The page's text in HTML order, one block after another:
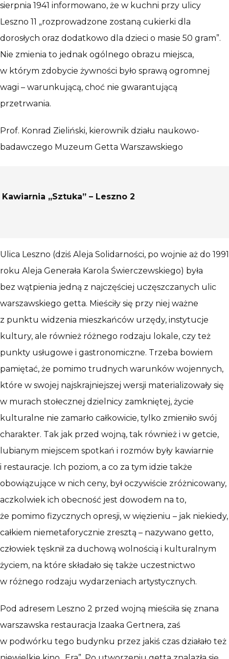
sierpnia 1941 informowano, że w kuchni przy ulicy
Leszno 11 „rozprowadzone zostaną cukierki dla
dorosłych oraz dodatkowo dla dzieci o masie 50 gram”.
Nie zmienia to jednak ogólnego obrazu miejsca,
w którym zdobycie żywności było sprawą ogromnej
wagi – warunkującą, choć nie gwarantującą
przetrwania.
Prof. Konrad Zieliński, kierownik działu naukowo-
badawczego Muzeum Getta Warszawskiego
Kawiarnia „Sztuka” – Leszno 2
Ulica Leszno (dziś Aleja Solidarności, po wojnie aż do 1991
roku Aleja Generała Karola Świerczewskiego) była
bez wątpienia jedną z najczęściej uczęszczanych ulic
warszawskiego getta. Mieściły się przy niej ważne
z punktu widzenia mieszkańców urzędy, instytucje
kultury, ale również różnego rodzaju lokale, czy też
punkty usługowe i gastronomiczne. Trzeba bowiem
pamiętać, że pomimo trudnych warunków wojennych,
które w swojej najskrajniejszej wersji materializowały się
w murach stołecznej dzielnicy zamkniętej, życie
kulturalne nie zamarło całkowicie, tylko zmieniło swój
charakter. Tak jak przed wojną, tak również i w getcie,
lubianym miejscem spotkań i rozmów były kawiarnie
i restauracje. Ich poziom, a co za tym idzie także
obowiązujące w nich ceny, był oczywiście zróżnicowany,
aczkolwiek ich obecność jest dowodem na to,
że pomimo fizycznych opresji, w więzieniu – jak niekiedy,
całkiem niemetaforycznie zresztą – nazywano getto,
człowiek tęsknił za duchową wolnością i kulturalnym
życiem, na które składało się także uczestnictwo
w różnego rodzaju wydarzeniach artystycznych.
Pod adresem Leszno 2 przed wojną mieściła się znana
warszawska restauracja Izaaka Gertnera, zaś
w podwórku tego budynku przez jakiś czas działało też